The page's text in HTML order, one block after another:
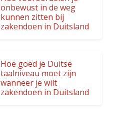
onbewust in de weg
kunnen zitten bij
zakendoen in Duitsland
Hoe goed je Duitse
taalniveau moet zijn
wanneer je wilt
zakendoen in Duitsland